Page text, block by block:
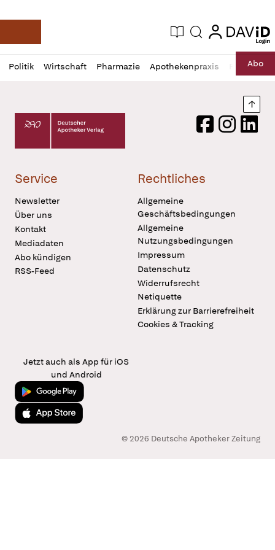
Deutsche Apotheker Zeitung
Aktuelle Ausgabe
Suche login
login
Politik Wirtschaft Pharmazie Apothekenpraxis RechtAbo
Profil
öffnen
Daz
Pur
Deutscher Apotheker Verlag Logo
FacebookInstagram
Service
Newsletter
Über uns
Kontakt
Mediadaten
Abo kündigen
RSS-Feed
Rechtliches
Allgemeine
Geschäftsbedingungen
Allgemeine
Nutzungsbedingungen
Impressum
Datenschutz
Widerrufsrecht
Netiquette
Erklärung zur Barrierefreiheit
Cookies & Tracking
Jetzt auch als App für iOS
und Android
Jetzt bei Google Play
Laden im App Store
© 2026 Deutsche Apotheker Zeitung